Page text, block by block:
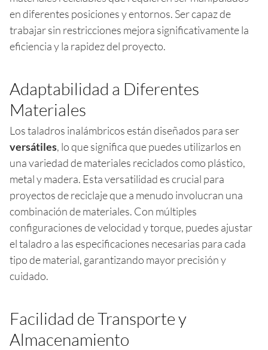
en diferentes posiciones y entornos. Ser capaz de
trabajar sin restricciones mejora significativamente la
eficiencia y la rapidez del proyecto.
Adaptabilidad a Diferentes
Materiales
Los taladros inalámbricos están diseñados para ser
versátiles, lo que significa que puedes utilizarlos en
una variedad de materiales reciclados como plástico,
metal y madera. Esta versatilidad es crucial para
proyectos de reciclaje que a menudo involucran una
combinación de materiales. Con múltiples
configuraciones de velocidad y torque, puedes ajustar
el taladro a las especificaciones necesarias para cada
tipo de material, garantizando mayor precisión y
cuidado.
Facilidad de Transporte y
Almacenamiento